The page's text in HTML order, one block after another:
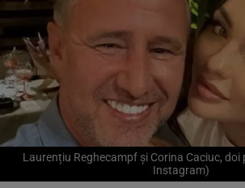
Laurențiu Reghecampf și Corina Caciuc,
Instagram)